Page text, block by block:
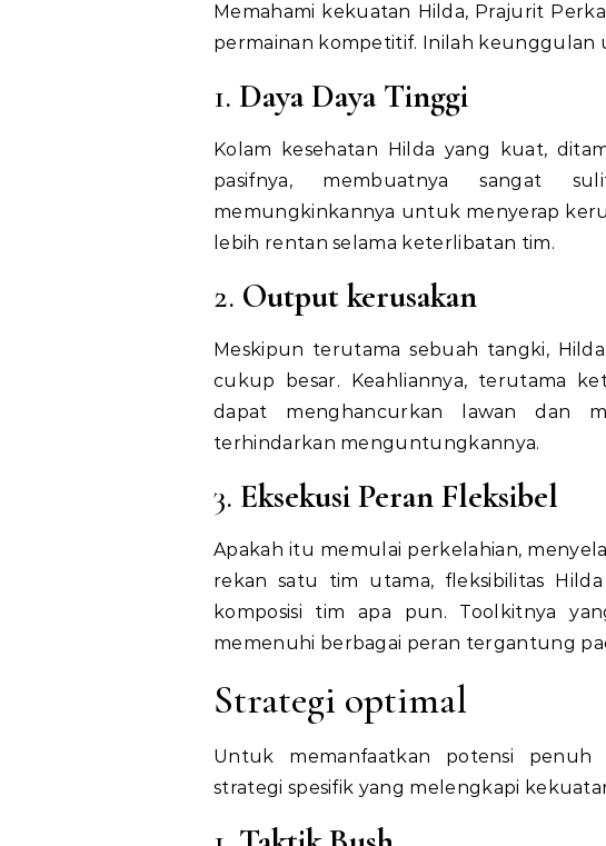
Memahami kekuatan Hilda, Prajurit
permainan kompetitif. Inilah keunggulan
1. Daya Daya Tinggi
Kolam kesehatan Hilda yang kuat,
pasifnya, membuatnya sangat
memungkinkannya untuk menyerap
lebih rentan selama keterlibatan tim.
2. Output kerusakan
Meskipun terutama sebuah tangki,
cukup besar. Keahliannya, terutama
dapat menghancurkan lawan dan
terhindarkan menguntungkannya.
3. Eksekusi Peran Fleksibel
Apakah itu memulai perkelahian,
rekan satu tim utama, fleksibilitas
komposisi tim apa pun. Toolkitnya
memenuhi berbagai peran tergantung
Strategi optimal
Untuk memanfaatkan potensi penuh
strategi spesifik yang melengkapi